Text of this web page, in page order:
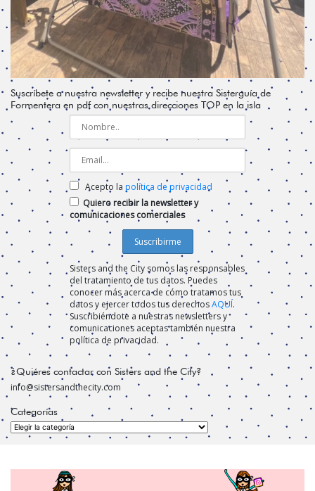
Suscríbete a nuestra newsletter y recibe nuestra Sisterguía de
Formentera en pdf con nuestras direcciones TOP en la isla
Acepto la política de privacidad
Quiero recibir la newsletter y
comunicaciones comerciales
Sisters and the City somos las responsables
del tratamiento de tus datos. Puedes
conocer más acerca de cómo tratamos tus
datos y ejercer todos tus derechosAQUÍ.
Suscribiéndote a nuestras newsletters y
comunicaciones aceptas también nuestra
política de privacidad.
¿Quiéres contactar con Sisters and the City?
info@sistersandthecity.com
Categorías
Categorías